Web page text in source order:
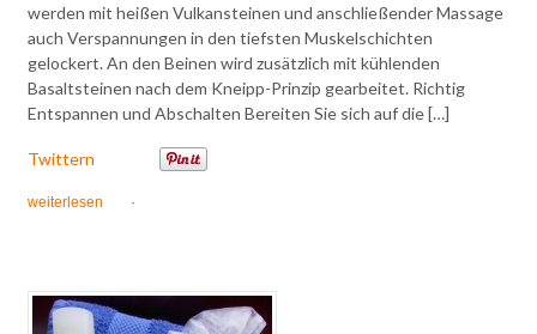
werden mit heißen Vulkansteinen und anschließender Massage
auch Verspannungen in den tiefsten Muskelschichten
gelockert. An den Beinen wird zusätzlich mit kühlenden
Basaltsteinen nach dem Kneipp-Prinzip gearbeitet. Richtig
Entspannen und Abschalten Bereiten Sie sich auf die […]
Twittern
weiterlesen ·